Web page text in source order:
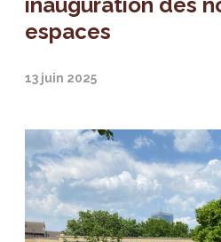
espaces
13 juin 2025